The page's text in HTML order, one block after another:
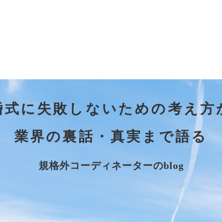
式に失敗しないための考え方
業界の裏話・真実まで語る
規格外コーディネーターのblog